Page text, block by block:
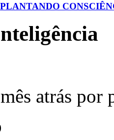
PLANTANDO
atrás por